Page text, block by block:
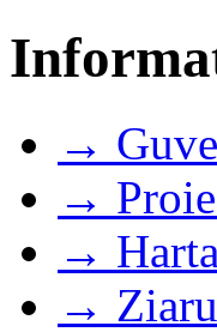
→
→
→
→